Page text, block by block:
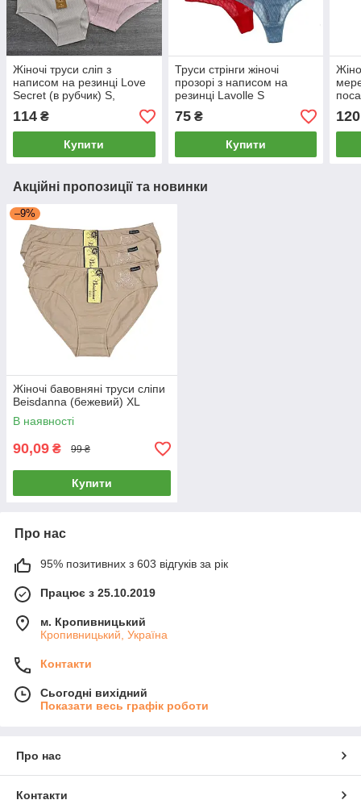
Жіночі труси сліп з
написом на резинці Love
Secret (в рубчик) S,
114 ₴
Купити
Труси стрінги жіночі
прозорі з написом на
резинці Lavolle S
75₴
Купити
120
Акційні пропозиції та новинки
–9%
Жіночі бавовняні труси сліпи
Beisdanna (бежевий) XL
В наявності
90,09 ₴ 99 ₴
Купити
Про нас
95% позитивних з 603 відгуків за рік
Працює з 25.10.2019
м. Кропивницький
Кропивницький, Україна
Контакти
Сьогодні вихідний
Показати весь графік роботи
Про нас
Контакти